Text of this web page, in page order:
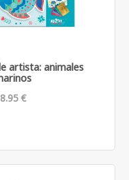
artista: animales
8.95 €